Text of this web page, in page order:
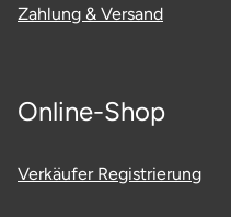
Zahlung & Versand
Online-Shop
Verkäufer Registrierung